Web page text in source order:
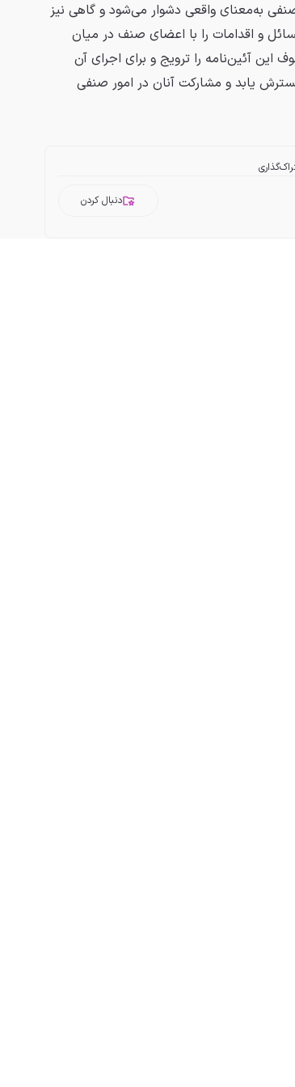
به‌معنای واقعی دشوار می‌شود و گاهی نیز
و اقدامات را با اعضای صنف در میان
آئین‌نامه را ترویج و برای اجرای آن
یابد و مشارکت آنان در امور صنفی
دنبال کردن